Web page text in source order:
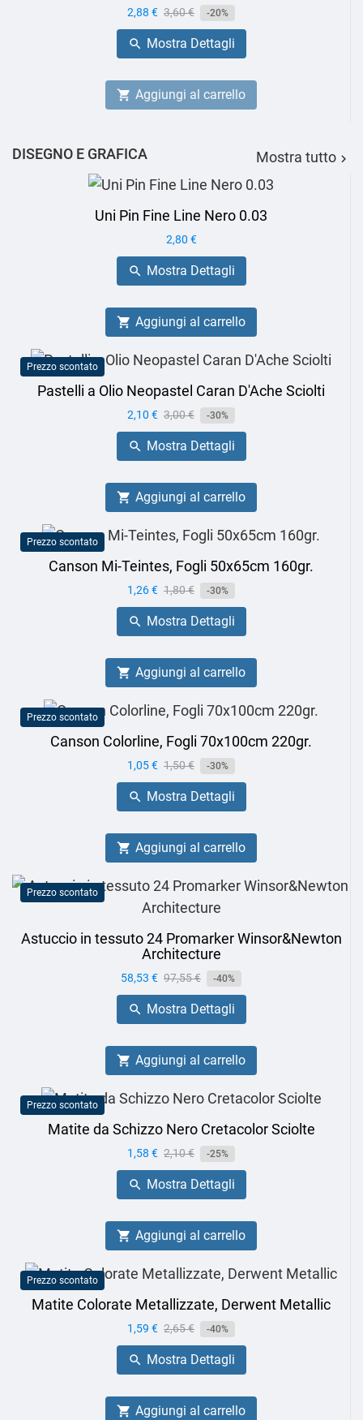
Prezzo
2,88 € Prezzo
base
3,60 € -20%
 Mostra Dettagli
 Aggiungi al carrello
DISEGNO E GRAFICA Mostra tutto 
Uni Pin Fine Line Nero 0.03
Prezzo
2,80 €
 Mostra Dettagli
 Aggiungi al carrello
Prezzo scontato
Pastelli a Olio Neopastel Caran D'Ache Sciolti
Prezzo
2,10 € Prezzo
base
3,00 € -30%
 Mostra Dettagli
 Aggiungi al carrello
Prezzo scontato
Canson Mi-Teintes, Fogli 50x65cm 160gr.
Prezzo
1,26 € Prezzo
base
1,80 € -30%
 Mostra Dettagli
 Aggiungi al carrello
Prezzo scontato
Canson Colorline, Fogli 70x100cm 220gr.
Prezzo
1,05 € Prezzo
base
1,50 € -30%
 Mostra Dettagli
 Aggiungi al carrello
Prezzo scontato
Astuccio in tessuto 24 Promarker Winsor&Newton
Architecture
Prezzo
58,53 € Prezzo
base
97,55 € -40%
 Mostra Dettagli
 Aggiungi al carrello
Prezzo scontato
Matite da Schizzo Nero Cretacolor Sciolte
Prezzo
1,58 € Prezzo
base
2,10 € -25%
 Mostra Dettagli
 Aggiungi al carrello
Prezzo scontato
Matite Colorate Metallizzate, Derwent Metallic
Prezzo
1,59 € Prezzo
base
2,65 € -40%
 Mostra Dettagli
 Aggiungi al carrello